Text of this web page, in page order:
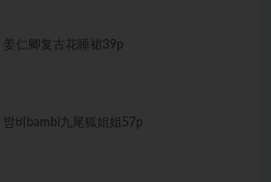
姜仁卿复古花睡裙39p
밤비bambi九尾狐姐姐57p